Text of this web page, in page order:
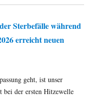
Sterbefälle während
erreicht neuen
geht, ist unser
bei der ersten Hitzewelle